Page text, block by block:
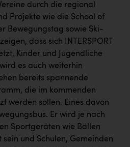
durch die regional
Projekte wie die School of
Bewegungstag sowie Ski-
dass sich INTERSPORT
Kinder und Jugendliche
es auch weiterhin
bereits spannende
die im kommenden
werden sollen. Eines davon
Er wird je nach
Sportgeräten wie Bällen
und Schulen, Gemeinden